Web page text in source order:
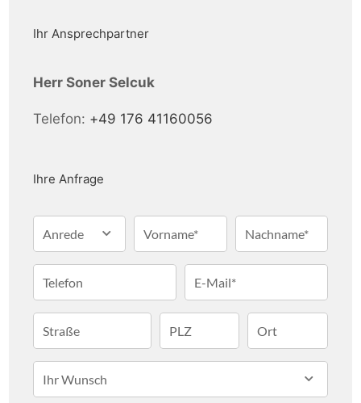
solide Grundlage für eine wirtschaftliche
Nutzfläche von ca. 2.070 m², die sich auf
Immobilie vollständig unterkellert und
geplanten Erschließungsmaßnahmen von
profitieren.
Darüber hinaus befinden sich auf dem
Ihr Ansprechpartner
Herr Soner Selcuk
Telefon: +49 176 41160056
Ihre Anfrage
Anrede Vorname* Nachname*
Telefon E-Mail*
Straße PLZ Ort
Ihr Wunsch